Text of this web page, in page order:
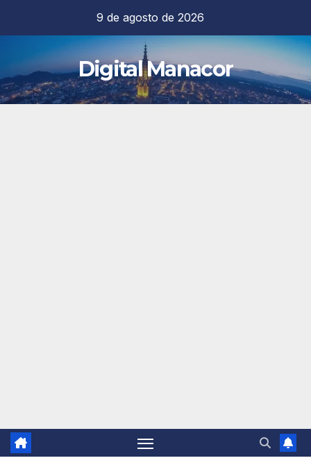
contenido
9 de agosto de 2026
Digital Manacor